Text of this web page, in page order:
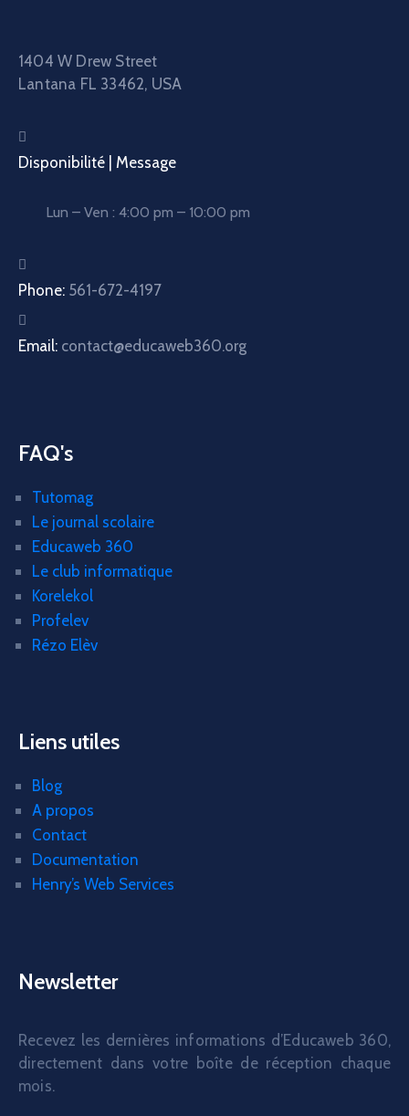
1404 W Drew Street
Lantana FL 33462, USA
Disponibilité | Message
Lun – Ven : 4:00 pm – 10:00 pm
Phone: 561-672-4197
Email: contact@educaweb360.org
FAQ's
Tutomag
Le journal scolaire
Educaweb 360
Le club informatique
Korelekol
Profelev
Rézo Elèv
Liens utiles
Blog
A propos
Contact
Documentation
Henry’s Web Services
Newsletter
Recevez les dernières informations d’Educaweb 360,
directement dans votre boîte de réception chaque
mois.